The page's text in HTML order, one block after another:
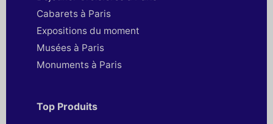
Cabarets à Paris
Expositions du moment
Musées à Paris
Monuments à Paris
Top Produits